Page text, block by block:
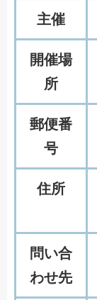
主催
開催場
所
郵便番
号
住所
問い合
わせ先